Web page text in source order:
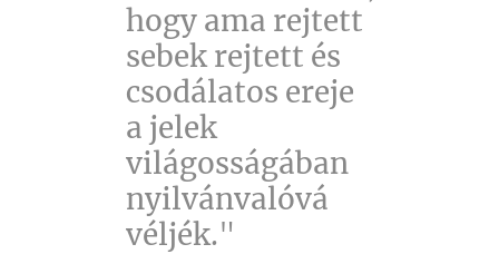
hogy ama rejtett
sebek rejtett és
csodálatos ereje
a jelek
világosságában
nyilvánvalóvá
véljék."